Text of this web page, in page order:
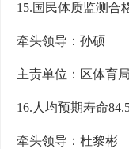
15.国民体质监测合
牵头领导：孙硕
主责单位：区体育局
16.人均预期寿命84.5
牵头领导：杜黎彬